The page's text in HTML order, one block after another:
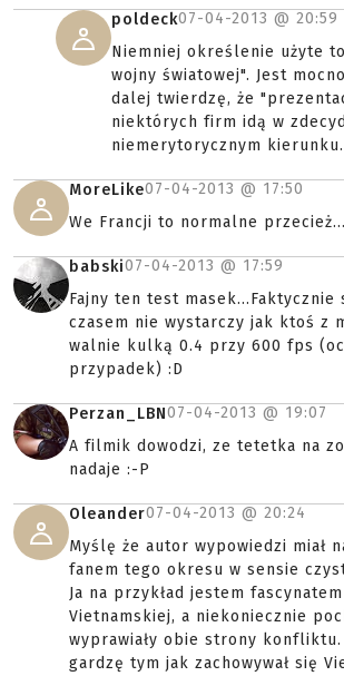
poldeck07-04-2013 @ 20:59
Niemniej określenie użyte
wojny światowej". Jest
dalej twierdzę, że
niektórych firm idą w
niemerytorycznym kierunku.
MoreLike07-04-2013 @ 17:50
We Francji to normalne
babski07-04-2013 @ 17:59
Fajny ten test masek...Faktycznie
czasem nie wystarczy jak ktoś z
walnie kulką 0.4 przy 600 fps
przypadek) :D
Perzan_LBN07-04-2013 @ 19:07
A filmik dowodzi, ze tetetka na
nadaje :-P
Oleander07-04-2013 @ 20:24
Myślę że autor wypowiedzi miał
fanem tego okresu w sensie
Ja na przykład jestem
Vietnamskiej, a niekoniecznie
wyprawiały obie strony konfliktu.
gardzę tym jak zachowywał się